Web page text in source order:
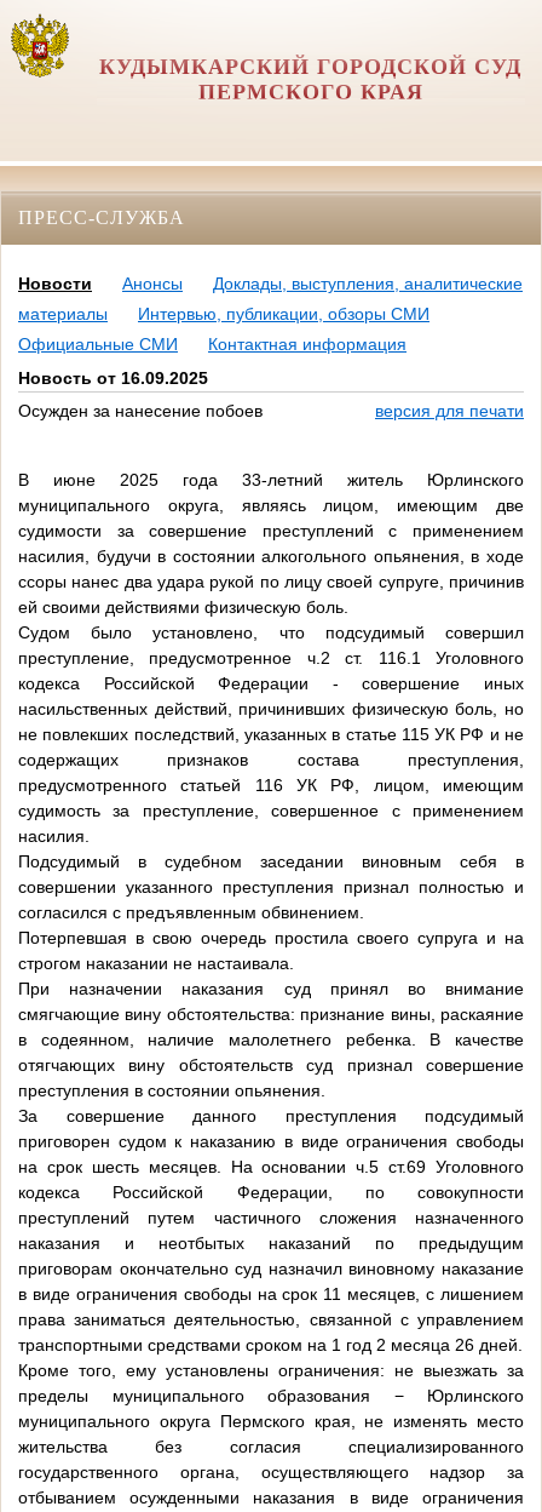
КУДЫМКАРСКИЙ ГОРОДСКОЙ СУД
ПЕРМСКОГО КРАЯ
ПРЕСС-СЛУЖБА
Новости Анонсы
Доклады, выступления, аналитические
материалы
Интервью, публикации, обзоры СМИ
Официальные СМИ
Контактная информация
Новость от 16.09.2025
Осужден за нанесение побоев
версия для печати
В июне 2025 года 33-летний житель Юрлинского
муниципального округа, являясь лицом, имеющим две
судимости за совершение преступлений с применением
насилия, будучи в состоянии алкогольного опьянения, в ходе
ссоры нанес два удара рукой по лицу своей супруге, причинив
ей своими действиями физическую боль.
Судом было установлено, что подсудимый совершил
преступление, предусмотренное ч.2 ст. 116.1 Уголовного
кодекса Российской Федерации - совершение иных
насильственных действий, причинивших физическую боль, но
не повлекших последствий, указанных в статье 115 УК РФ и не
содержащих признаков состава преступления,
предусмотренного статьей 116 УК РФ, лицом, имеющим
судимость за преступление, совершенное с применением
насилия.
Подсудимый в судебном заседании виновным себя в
совершении указанного преступления признал полностью и
согласился с предъявленным обвинением.
Потерпевшая в свою очередь простила своего супруга и на
строгом наказании не настаивала.
При назначении наказания суд принял во внимание
смягчающие вину обстоятельства: признание вины, раскаяние
в содеянном, наличие малолетнего ребенка. В качестве
отягчающих вину обстоятельств суд признал совершение
преступления в состоянии опьянения.
За совершение данного преступления подсудимый
приговорен судом к наказанию в виде ограничения свободы
на срок шесть месяцев. На основании ч.5 ст.69 Уголовного
кодекса Российской Федерации, по совокупности
преступлений путем частичного сложения назначенного
наказания и неотбытых наказаний по предыдущим
приговорам окончательно суд назначил виновному наказание
в виде ограничения свободы на срок 11 месяцев, с лишением
права заниматься деятельностью, связанной с управлением
транспортными средствами сроком на 1 год 2 месяца 26 дней.
Кроме того, ему установлены ограничения: не выезжать за
пределы муниципального образования − Юрлинского
муниципального округа Пермского края, не изменять место
жительства без согласия специализированного
государственного органа, осуществляющего надзор за
отбыванием осужденными наказания в виде ограничения